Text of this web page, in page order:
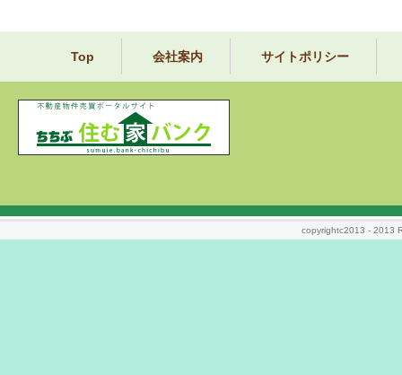
Top 会社案内 サイトポリシー
copyrightc2013 - 2013